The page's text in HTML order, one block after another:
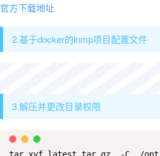
官方下载地址
2.基于docker的lnmp项目配置文件
3.解压并更改目录权限